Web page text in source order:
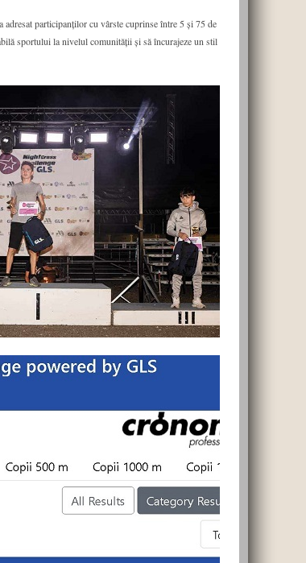
participanților cu vârste cuprinse între 5 și 75 de
sportului la nivelul comunității și să încurajeze un stil